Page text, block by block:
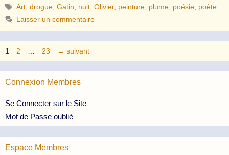
Étiquettes
Art ,drogue ,Gatin nuit ,Olivier, peinture plume poésie poète
Laisser un commentaire
Page
1 Page
2 Page
23 → suivant
Connexion Membres
Se Connecter sur le Site
Mot de Passe oublié
Espace Membres